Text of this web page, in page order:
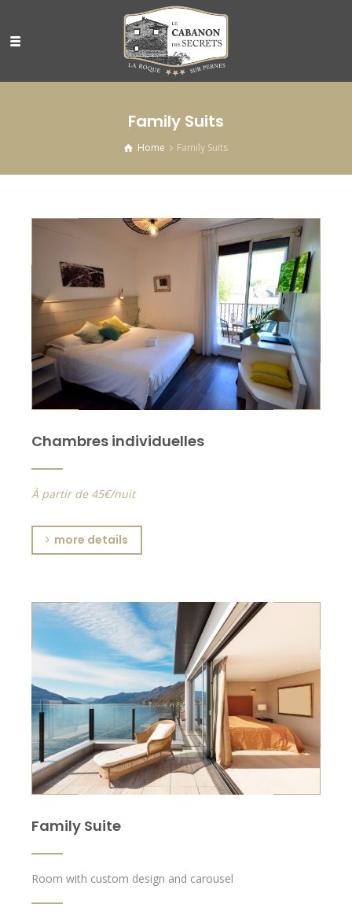
Family Suits
Home Family Suits
Chambres individuelles
À partir de 45€/nuit
more details
Family Suite
Room with custom design and carousel